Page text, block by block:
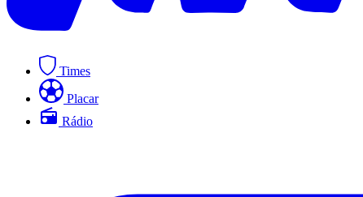
Times
Placar
Rádio